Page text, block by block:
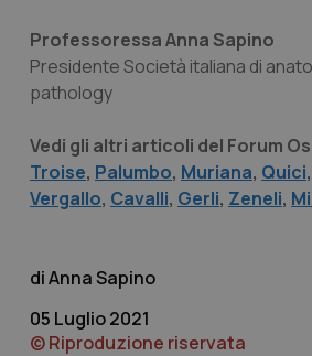
Professoressa Anna Sapino
Presidente Società italiana di
pathology
Vedi gli altri articoli del Forum
Troise, Palumbo, Muriana, Quici,
Vergallo, Cavalli, Gerli, Zeneli,
Anna Sapino
05 Luglio 2021
© Riproduzione riservata